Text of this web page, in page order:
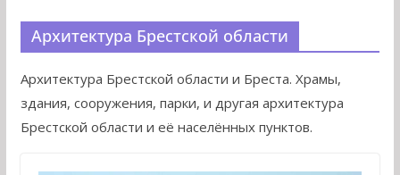
Архитектура Брестской области
Архитектура Брестской области и Бреста. Храмы,
здания, сооружения, парки, и другая архитектура
Брестской области и её населённых пунктов.